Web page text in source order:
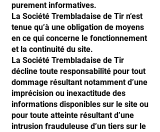
purement informatives.
La Société Trembladaise de Tir n’est
tenue qu’à une obligation de moyens
en ce qui concerne le fonctionnement
et la continuité du site.
La Société Trembladaise de Tir
décline toute responsabilité pour tout
dommage résultant notamment d’une
imprécision ou inexactitude des
informations disponibles sur le site ou
pour toute atteinte résultant d’une
intrusion frauduleuse d’un tiers sur le